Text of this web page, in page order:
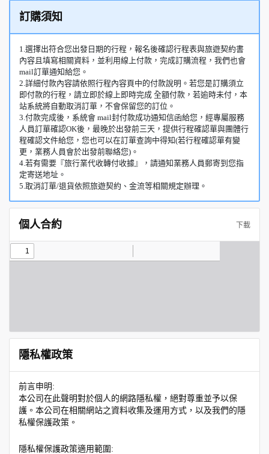
訂購須知
1.選擇出符合您出發日期的行程，報名後確認行程表與旅遊契約書
內容且填寫相關資料，並利用線上付款，完成訂購流程，我們也會
mail訂單通知給您。
2.詳細付款內容請依照行程內容頁中的付款說明。若您是訂購須立
即付款的行程，請立即於線上即時完成 全額付款，若逾時未付，本
站系統將自動取消訂單，不會保留您的訂位。
3.付款完成後，系統會 mail封付款成功通知信函給您，經專屬服務
人員訂單確認OK後，最晚於出發前三天，提供行程確認單與團體行
程確認文件給您，您也可以在訂單查詢中得知(若行程確認單有變
更，業務人員會於出發前聯絡您)。
4.若有需要『旅行業代收轉付收據』，請通知業務人員郵寄到您指
定寄送地址。
5.取消訂單/退貨依照旅遊契約、金流等相關規定辦理。
個人合約 下載
隱私權政策
前言申明:
本公司在此聲明對於個人的網路隱私權，絕對尊重並予以保
護。本公司在相關網站之資料收集及運用方式，以及我們的隱
私權保護政策。
隱私權保護政策適用範圍: